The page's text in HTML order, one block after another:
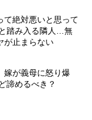
て絶対悪いと思って
踏み入る隣人…無
が止まらない
嫁が義母に怒り爆
諦めるべき？